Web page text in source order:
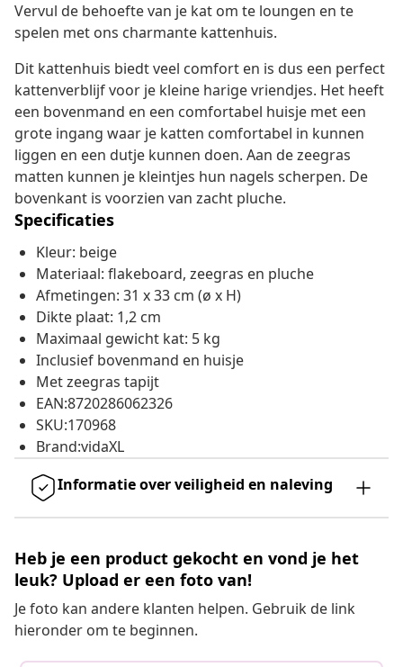
Vervul de behoefte van je kat om te loungen en te
spelen met ons charmante kattenhuis.
Dit kattenhuis biedt veel comfort en is dus een perfect
kattenverblijf voor je kleine harige vriendjes. Het heeft
een bovenmand en een comfortabel huisje met een
grote ingang waar je katten comfortabel in kunnen
liggen en een dutje kunnen doen. Aan de zeegras
matten kunnen je kleintjes hun nagels scherpen. De
bovenkant is voorzien van zacht pluche.
Specificaties
Kleur: beige
Materiaal: flakeboard, zeegras en pluche
Afmetingen: 31 x 33 cm (ø x H)
Dikte plaat: 1,2 cm
Maximaal gewicht kat: 5 kg
Inclusief bovenmand en huisje
Met zeegras tapijt
EAN:8720286062326
SKU:170968
Brand:vidaXL
Informatie over veiligheid en naleving
Heb je een product gekocht en vond je het
leuk? Upload er een foto van!
Je foto kan andere klanten helpen. Gebruik de link
hieronder om te beginnen.